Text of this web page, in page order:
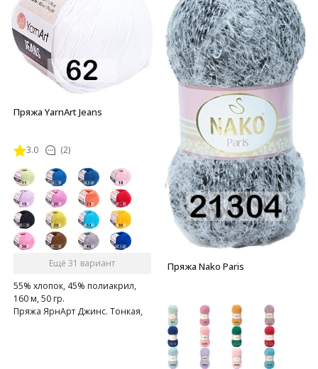
Пряжа YarnArt Jeans
3.0 (2)
Ещё 31 вариант
55% хлопок, 45% полиакрил,
160 м, 50 гр.
Пряжа ЯрнАрт Джинс. Тонкая,
мягкая, слегка бархатистая
Пряжа Nako Paris